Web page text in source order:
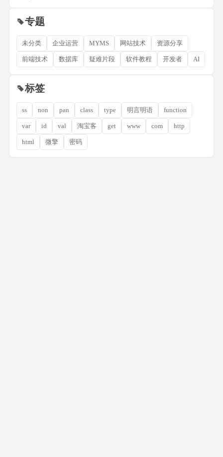
专题
未分类 企业运营 MYMS 网站技术 资源分享
前端技术 数据库 疑难片段 软件教程 开发者 AI
标签
ss non pan class type 明言明语 function
var id val 淘宝客 get www com http
html 微擎 密码